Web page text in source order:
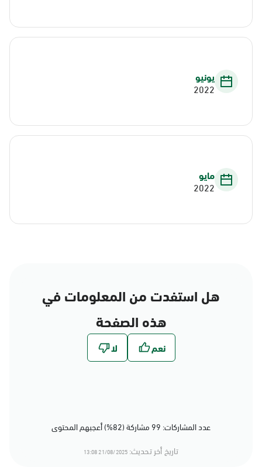
يونيو
2022
مايو
2022
هل استفدت من المعلومات في
هذه الصفحة
عدد المشاركات: 99 مشاركة (82%) أعجبهم المحتوى
تاريخ أخر تحديث: 21/08/2025 13:08